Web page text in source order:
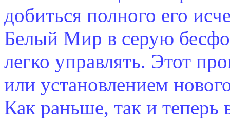
добиться полного его
Белый Мир в серую
легко управлять. Этот
или установлением
Как раньше, так и теперь